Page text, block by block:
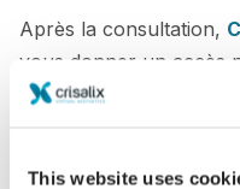
This website uses
Après la consultation,
vous donner un accès
depuis votre domicile